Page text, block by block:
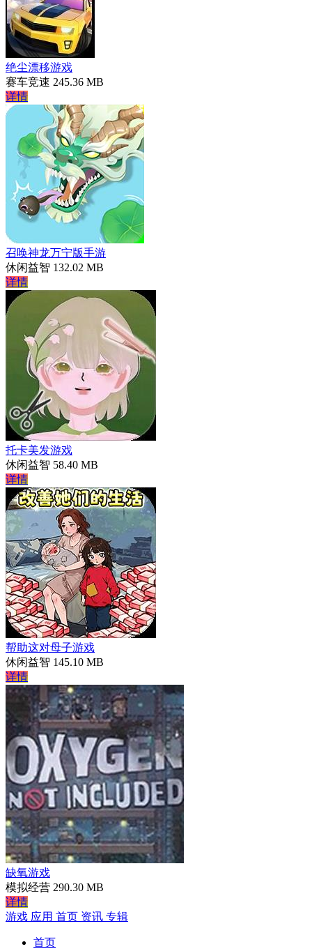
绝尘漂移游戏
赛车竞速 245.36 MB
详情
召唤神龙万宁版手游
休闲益智 132.02 MB
详情
托卡美发游戏
休闲益智 58.40 MB
详情
帮助这对母子游戏
休闲益智 145.10 MB
详情
缺氧游戏
模拟经营 290.30 MB
详情
游戏 应用 首页 资讯 专辑
首页